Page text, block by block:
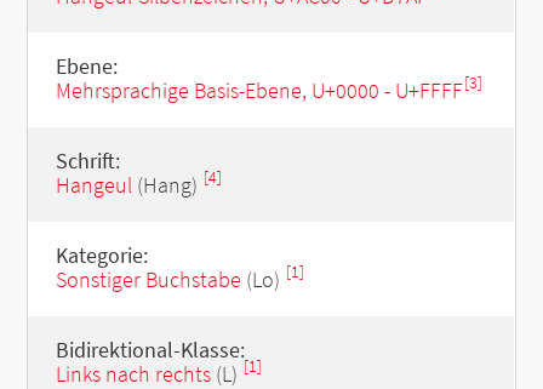
Ebene:
Mehrsprachige Basis-Ebene, U+0000 - U+FFFF[3]
Schrift:
Hangeul(Hang) [4]
Kategorie:
Sonstiger Buchstabe (Lo) [1]
Bidirektional-Klasse:
Links nach rechts(L) [1]